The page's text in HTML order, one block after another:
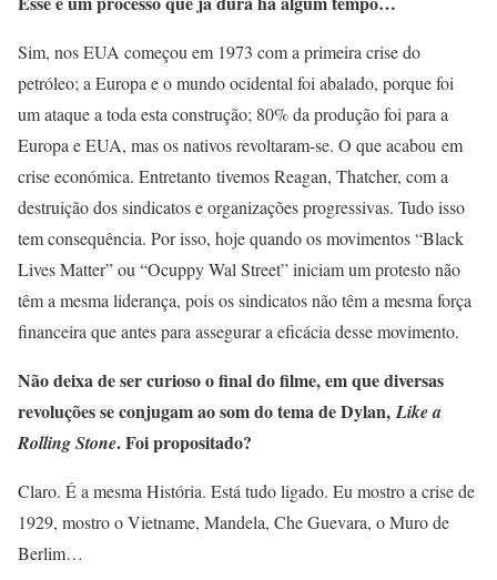
Sim, nos EUA começou em 1973 com a primeira crise do
petróleo; a Europa e o mundo ocidental foi abalado, porque foi
um ataque a toda esta construção; 80% da produção foi para a
Europa e EUA, mas os nativos revoltaram-se. O que acabou em
crise económica. Entretanto tivemos Reagan, Thatcher, com a
destruição dos sindicatos e organizações progressivas. Tudo isso
tem consequência. Por isso, hoje quando os movimentos “Black
Lives Matter” ou “Ocuppy Wal Street” iniciam um protesto não
têm a mesma liderança, pois os sindicatos não têm a mesma força
financeira que antes para assegurar a eficácia desse movimento.
Não deixa de ser curioso o final do filme, em que diversas
revoluções se conjugam ao som do tema de Dylan,Like a
Rolling Stone. Foi propositado?
Claro. É a mesma História. Está tudo ligado. Eu mostro a crise de
1929, mostro o Vietname, Mandela, Che Guevara, o Muro de
Berlim…